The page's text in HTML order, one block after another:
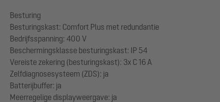
Besturing
Besturingskast: Comfort Plus met redundantie
Bedrijfsspanning: 400 V
Beschermingsklasse besturingskast: IP 54
Vereiste zekering (besturingskast): 3x C 16 A
Zelfdiagnosesysteem (ZDS): ja
Batterijbuffer: ja
Meerregelige displayweergave: ja